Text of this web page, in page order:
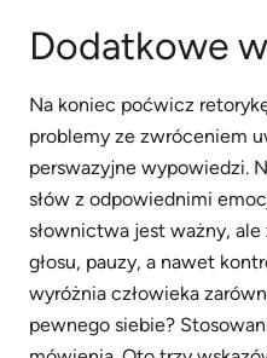
Dodatkowe
Na koniec poćwicz
problemy ze zwróceniem
perswazyjne wypowiedzi.
słów z odpowiednimi
słownictwa jest ważny,
głosu, pauzy, a nawet
wyróżnia człowieka
pewnego siebie?